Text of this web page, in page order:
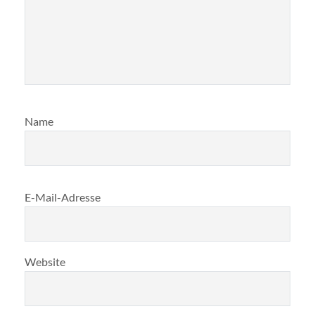
Name
E-Mail-Adresse
Website